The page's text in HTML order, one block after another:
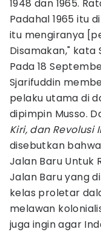
1948 dan 1965.
Padahal 1965 itu
itu mengiranya
Disamakan," kata
Pada 18
Sjarifuddin
pelaku utama di
dipimpin Musso.
Kiri, dan Revolusi
disebutkan
Jalan Baru Untuk
Jalan Baru yang
kelas proletar
melawan
juga ingin agar